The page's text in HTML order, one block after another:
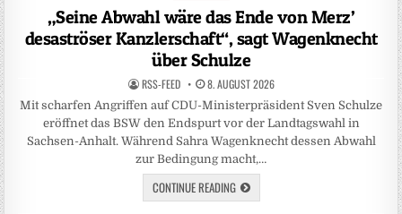
in
„Seine Abwahl wäre das Ende von Merz’
desaströser Kanzlerschaft“, sagt Wagenknecht
über Schulze
RSS-FEED 8. AUGUST 2026
Mit scharfen Angriffen auf CDU-Ministerpräsident Sven Schulze
eröffnet das BSW den Endspurt vor der Landtagswahl in
Sachsen-Anhalt. Während Sahra Wagenknecht dessen Abwahl
zur Bedingung macht,…
CONTINUE READING